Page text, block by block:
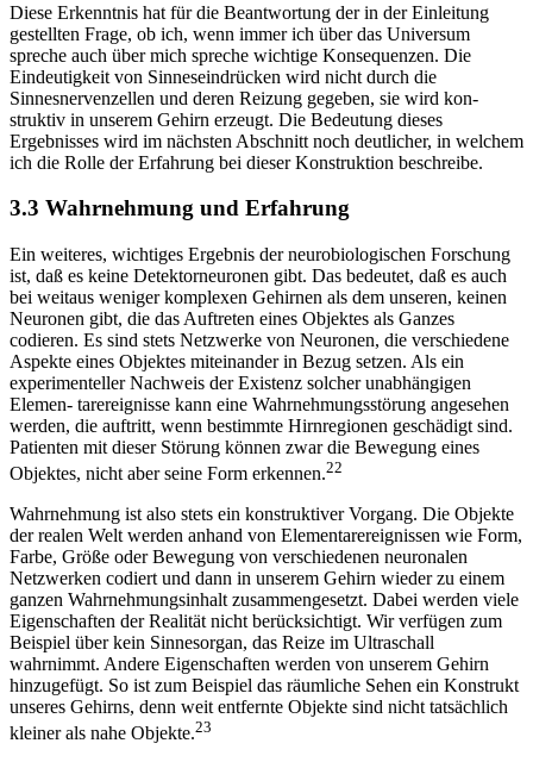
Diese Erkenntnis hat für die Beantwortung der in der Einleitung
gestellten Frage, ob ich, wenn immer ich über das Universum
spreche auch über mich spreche wichtige Konsequenzen. Die
Eindeutigkeit von Sinneseindrücken wird nicht durch die
Sinnesnervenzellen und deren Reizung gegeben, sie wird kon-
struktiv in unserem Gehirn erzeugt. Die Bedeutung dieses
Ergebnisses wird im nächsten Abschnitt noch deutlicher, in welchem
ich die Rolle der Erfahrung bei dieser Konstruktion beschreibe.
3.3 Wahrnehmung und Erfahrung
Ein weiteres, wichtiges Ergebnis der neurobiologischen Forschung
ist, daß es keine Detektorneuronen gibt. Das bedeutet, daß es auch
bei weitaus weniger komplexen Gehirnen als dem unseren, keinen
Neuronen gibt, die das Auftreten eines Objektes als Ganzes
codieren. Es sind stets Netzwerke von Neuronen, die verschiedene
Aspekte eines Objektes miteinander in Bezug setzen. Als ein
experimenteller Nachweis der Existenz solcher unabhängigen
Elemen- tarereignisse kann eine Wahrnehmungsstörung angesehen
werden, die auftritt, wenn bestimmte Hirnregionen geschädigt sind.
Patienten mit dieser Störung können zwar die Bewegung eines
Objektes, nicht aber seine Form erkennen.22
Wahrnehmung ist also stets ein konstruktiver Vorgang. Die Objekte
der realen Welt werden anhand von Elementarereignissen wie Form,
Farbe, Größe oder Bewegung von verschiedenen neuronalen
Netzwerken codiert und dann in unserem Gehirn wieder zu einem
ganzen Wahrnehmungsinhalt zusammengesetzt. Dabei werden viele
Eigenschaften der Realität nicht berücksichtigt. Wir verfügen zum
Beispiel über kein Sinnesorgan, das Reize im Ultraschall
wahrnimmt. Andere Eigenschaften werden von unserem Gehirn
hinzugefügt. So ist zum Beispiel das räumliche Sehen ein Konstrukt
unseres Gehirns, denn weit entfernte Objekte sind nicht tatsächlich
kleiner als nahe Objekte.23